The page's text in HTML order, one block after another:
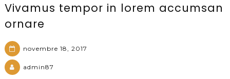
Vivamus tempor in lorem accumsan
ornare
novembre 18, 2017
admin87